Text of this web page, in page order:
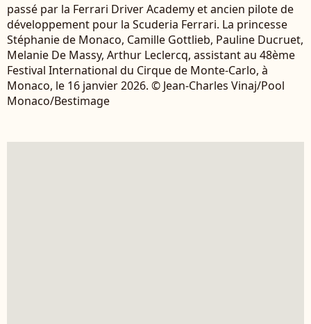
passé par la Ferrari Driver Academy et ancien pilote de
développement pour la Scuderia Ferrari. La princesse
Stéphanie de Monaco, Camille Gottlieb, Pauline Ducruet,
Melanie De Massy, Arthur Leclercq, assistant au 48ème
Festival International du Cirque de Monte-Carlo, à
Monaco, le 16 janvier 2026. © Jean-Charles Vinaj/Pool
Monaco/Bestimage